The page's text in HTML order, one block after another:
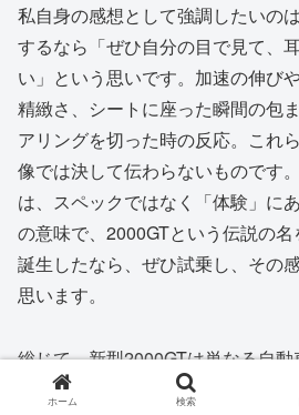
私自身の感想として強調したいの
するなら「ぜひ自分の目で見て、
い」という思いです。加速の伸び
精緻さ、シートに座った瞬間の包
アリングを切った時の反応。これ
像では決して伝わらないものです
は、スペックではなく「体験」に
の意味で、2000GTという伝説の
誕生したなら、ぜひ試乗し、その
思います。
総じて、新型2000GTは単なる自
徴」として期待されています。発
ホーム 検索